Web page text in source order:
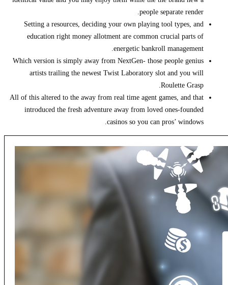
people separate render.
Setting a resources, deciding your own playing tool types, and
education right money allotment are common crucial parts of
energetic bankroll management.
Which version is simply away from NextGen- those people genius
artists trailing the newest Twist Laboratory slot and you will
Roulette Grasp.
All of this altered to the away from real time agent games, and that
introduced the fresh adventure away from loved ones-founded
casinos so you can pros’ windows.